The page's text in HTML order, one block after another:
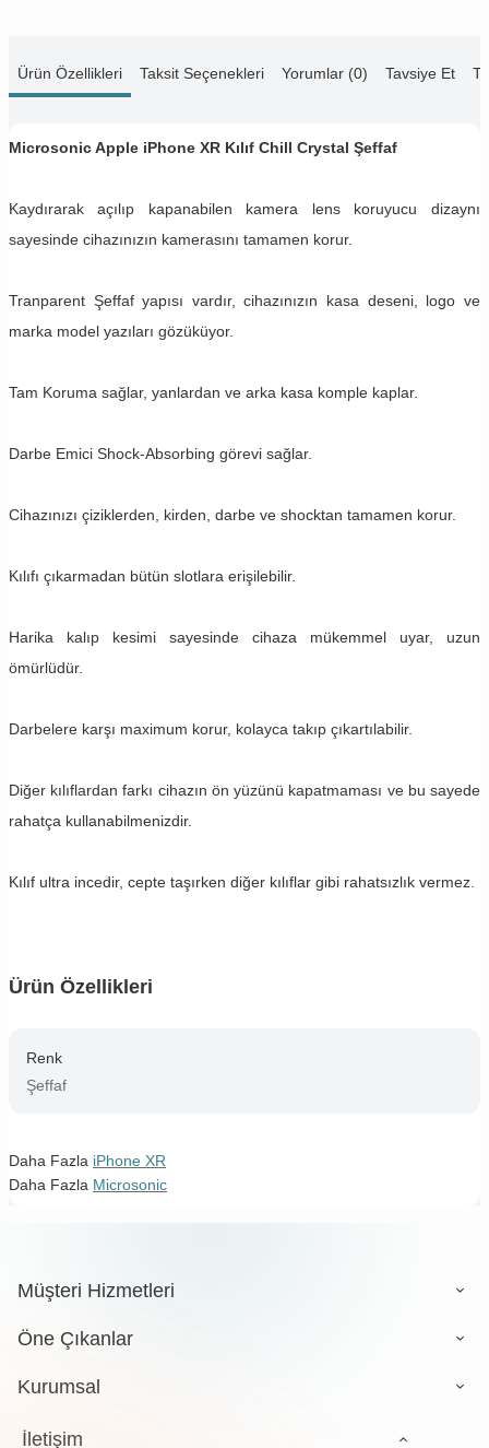
Ürün Özellikleri Taksit Seçenekleri Yorumlar (0) Tavsiye Et
Microsonic Apple iPhone XR Kılıf Chill Crystal Şeffaf
Kaydırarak açılıp kapanabilen kamera lens koruyucu dizaynı
sayesinde cihazınızın kamerasını tamamen korur.
Tranparent Şeffaf yapısı vardır, cihazınızın kasa deseni, logo ve
marka model yazıları gözüküyor.
Tam Koruma sağlar, yanlardan ve arka kasa komple kaplar.
Darbe Emici Shock-Absorbing görevi sağlar.
Cihazınızı çiziklerden, kirden, darbe ve shocktan tamamen korur.
Kılıfı çıkarmadan bütün slotlara erişilebilir.
Harika kalıp kesimi sayesinde cihaza mükemmel uyar, uzun
ömürlüdür.
Darbelere karşı maximum korur, kolayca takıp çıkartılabilir.
Diğer kılıflardan farkı cihazın ön yüzünü kapatmaması ve bu sayede
rahatça kullanabilmenizdir.
Kılıf ultra incedir, cepte taşırken diğer kılıflar gibi rahatsızlık vermez.
Ürün Özellikleri
Renk
Şeffaf
Daha Fazla iPhone XR
Daha Fazla Microsonic
Müşteri Hizmetleri
Öne Çıkanlar
Kurumsal
İletişim